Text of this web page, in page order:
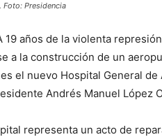
Foto: Presidencia
años de la violenta
a la construcción de un
el nuevo Hospital General
Andrés Manuel López
representa un acto de